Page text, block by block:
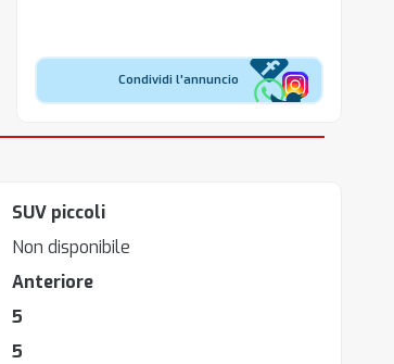
Condividi l'annuncio
SUV piccoli
Non disponibile
Anteriore
5
5